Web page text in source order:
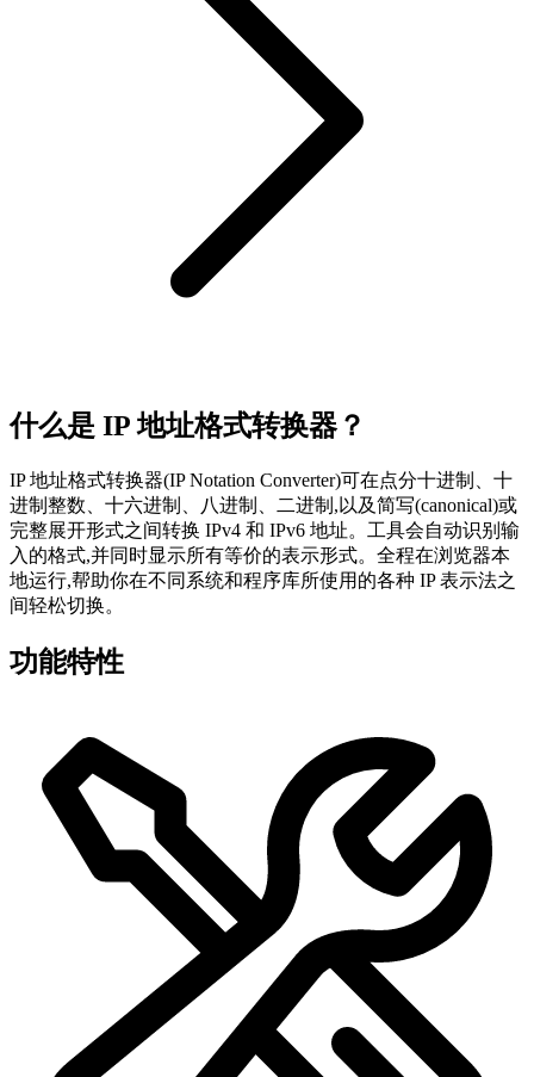
什么是 IP 地址格式转换器？
IP 地址格式转换器(IP Notation Converter)可在点分十进制、十
进制整数、十六进制、八进制、二进制,以及简写(canonical)或
完整展开形式之间转换 IPv4 和 IPv6 地址。工具会自动识别输
入的格式,并同时显示所有等价的表示形式。全程在浏览器本
地运行,帮助你在不同系统和程序库所使用的各种 IP 表示法之
间轻松切换。
功能特性